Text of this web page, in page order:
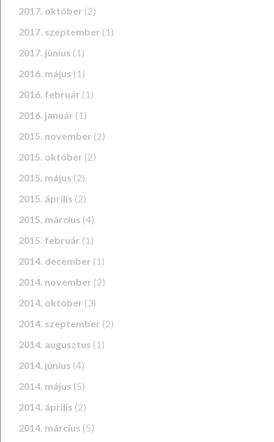
2017. október (2)
2017. szeptember (1)
2017. június (1)
2016. május (1)
2016. február (1)
2016. január (1)
2015. november (2)
2015. október (2)
2015. május (2)
2015. április (2)
2015. március (4)
2015. február (1)
2014. december (1)
2014. november (2)
2014. október (3)
2014. szeptember (2)
2014. augusztus (1)
2014. június (4)
2014. május (5)
2014. április (2)
2014. március (5)